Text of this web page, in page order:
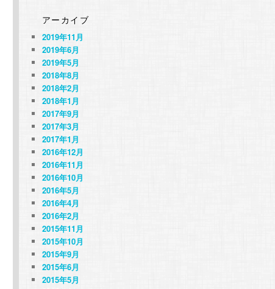
アーカイブ
2019年11月
2019年6月
2019年5月
2018年8月
2018年2月
2018年1月
2017年9月
2017年3月
2017年1月
2016年12月
2016年11月
2016年10月
2016年5月
2016年4月
2016年2月
2015年11月
2015年10月
2015年9月
2015年6月
2015年5月